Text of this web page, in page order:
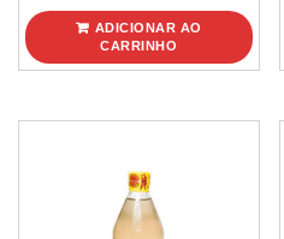
ADICIONAR AO
CARRINHO